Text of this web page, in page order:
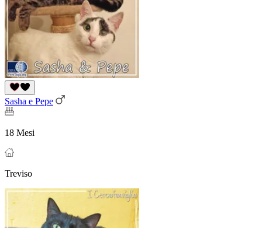
Sasha e Pepe
18 Mesi
Treviso